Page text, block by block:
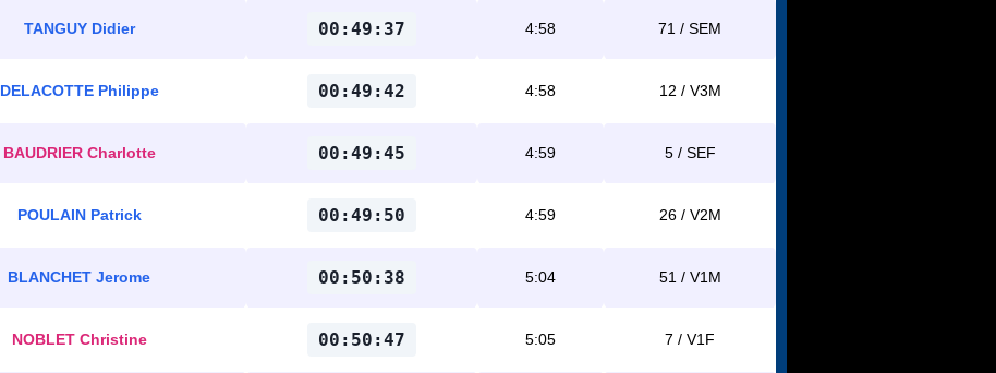
TANGUY Didier 00:49:37 4:58 71 / SEM
DELACOTTE Philippe 00:49:42 4:58 12 / V3M
BAUDRIER Charlotte 00:49:45 4:59 5 / SEF
POULAIN Patrick 00:49:50 4:59 26 / V2M
BLANCHET Jerome 00:50:38 5:04 51 / V1M
NOBLET Christine 00:50:47 5:05 7 / V1F